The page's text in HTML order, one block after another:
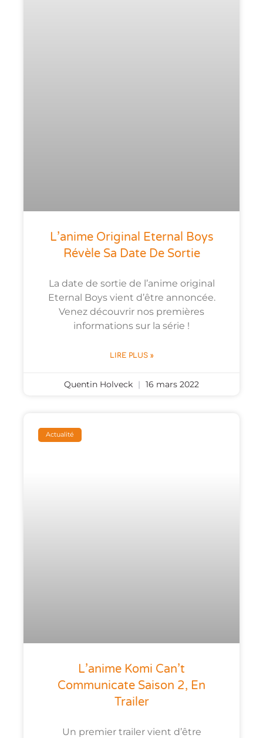
L’anime Original Eternal Boys
Révèle Sa Date De Sortie
La date de sortie de l’anime original
Eternal Boys vient d’être annoncée.
Venez découvrir nos premières
informations sur la série !
LIRE PLUS »
Quentin Holveck 16 mars 2022
Actualité
L’anime Komi Can’t
Communicate Saison 2, En
Trailer
Un premier trailer vient d’être